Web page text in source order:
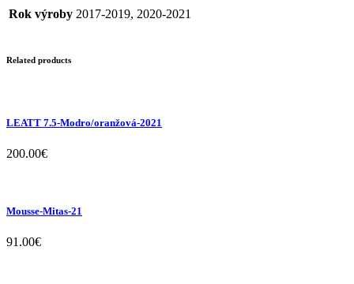
Rok výroby 2017-2019, 2020-2021
Related products
LEATT 7.5-Modro/oranžová-2021
200.00€
Mousse-Mitas-21
91.00€